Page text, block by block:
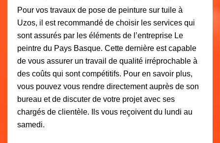
Pour vos travaux de pose de peinture sur tuile à
Uzos, il est recommandé de choisir les services qui
sont assurés par les éléments de l’entreprise Le
peintre du Pays Basque. Cette dernière est capable
de vous assurer un travail de qualité irréprochable à
des coûts qui sont compétitifs. Pour en savoir plus,
vous pouvez vous rendre directement auprès de son
bureau et de discuter de votre projet avec ses
chargés de clientèle. Ils vous reçoivent du lundi au
samedi.